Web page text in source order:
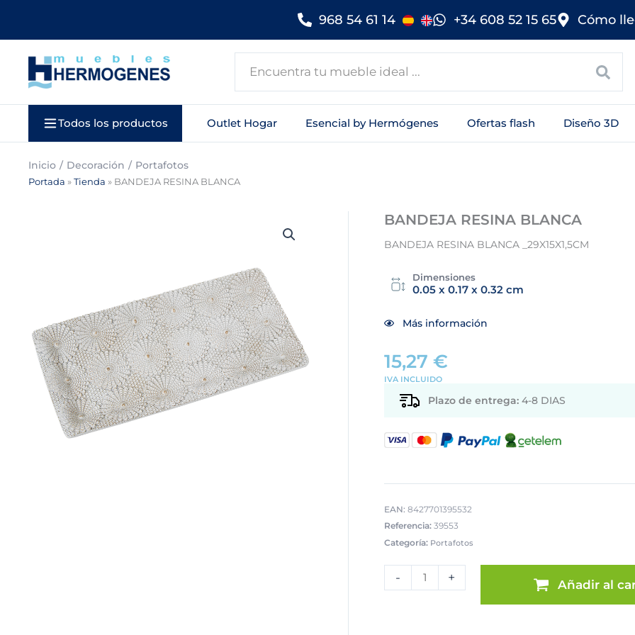
contenido
968 54 61 14 +34 608 52 15 65 Cómo
Todos los productos Outlet Hogar Esencial by Hermógenes Ofertas flash Diseño 3D
Inicio Decoración Portafotos
Portada » Tienda » BANDEJA RESINA BLANCA
BANDEJA RESINA BLANCA
BANDEJA RESINA BLANCA _29X15X1,5CM
Dimensiones
0.05 x 0.17 x 0.32 cm
Más información
15,27 €
IVA INCLUIDO
Plazo de entrega:4-8 DIAS
EAN: 8427701395532
Referencia: 39553
Categoría: Portafotos
-
RESINA
BLANCA
+ Añadir al